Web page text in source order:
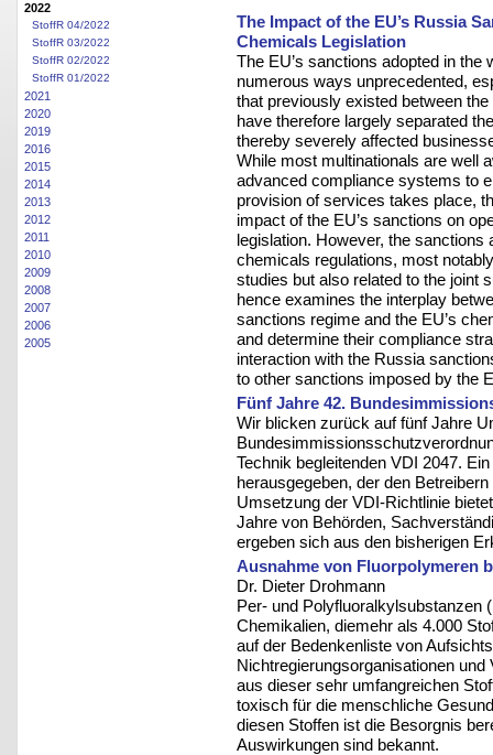
2022
StoffR 04/2022
StoffR 03/2022
StoffR 02/2022
StoffR 01/2022
2021
2020
2019
2016
2015
2014
2013
2012
2011
2010
2009
2008
2007
2006
2005
The Impact of the EU’s Russia
Chemicals Legislation
The EU’s sanctions adopted in
numerous ways unprecedented,
that previously existed between
have therefore largely separated
thereby severely affected
While most multinationals are well
advanced compliance systems to
provision of services takes place,
impact of the EU’s sanctions on
legislation. However, the sanctions
chemicals regulations, most
studies but also related to the joint
hence examines the interplay
sanctions regime and the EU’s
and determine their compliance
interaction with the Russia
to other sanctions imposed by the
Fünf Jahre 42.
Wir blicken zurück auf fünf Jahre
Technik begleitenden VDI 2047.
herausgegeben, der den
Umsetzung der VDI-Richtlinie
Jahre von Behörden,
ergeben sich aus den bisherigen
Ausnahme von Fluorpolymeren
Dr. Dieter Drohmann
Per- und Polyfluoralkylsubstanzen
Chemikalien, diemehr als 4.000
auf der Bedenkenliste von
Nichtregierungsorganisationen
aus dieser sehr umfangreichen
toxisch für die menschliche
diesen Stoffen ist die Besorgnis
Auswirkungen sind bekannt.